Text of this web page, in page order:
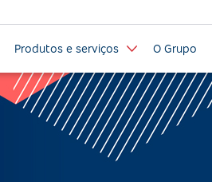
Produtos e serviços O Grupo